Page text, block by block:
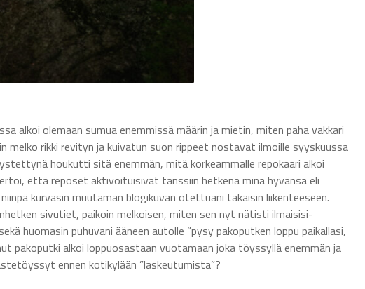
alkoi olemaan sumua enemmissä määrin ja mietin, miten paha vakkari
melko rikki revityn ja kuivatun suon rippeet nostavat ilmoille syyskuussa
houkutti sitä enemmän, mitä korkeammalle repokaari alkoi
että reposet aktivoituisivat tanssiin hetkenä minä hyvänsä eli
kurvasin muutaman blogikuvan otettuani takaisin liikenteeseen.
sivutiet, paikoin melkoisen, miten sen nyt nätisti ilmaisisi-
huomasin puhuvani ääneen autolle ”pysy pakoputken loppu paikallasi,
pakoputki alkoi loppuosastaan vuotamaan joka töyssyllä enemmän ja
ennen kotikylään ”laskeutumista”?